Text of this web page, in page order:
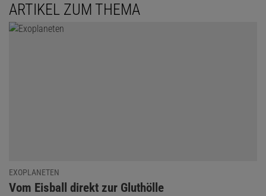
ARTIKEL ZUM THEMA
EXOPLANETEN
:
Vom Eisball direkt zur Gluthölle